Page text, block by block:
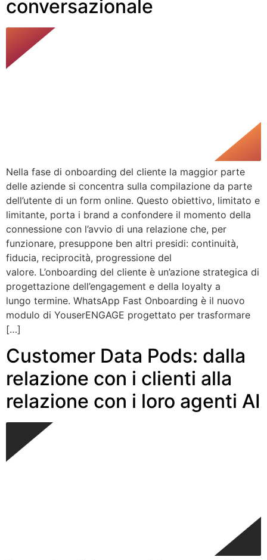
conversazionale
Nella fase di onboarding del cliente la maggior parte
delle aziende si concentra sulla compilazione da parte
dell’utente di un form online. Questo obiettivo, limitato e
limitante, porta i brand a confondere il momento della
connessione con l’avvio di una relazione che, per
funzionare, presuppone ben altri presidi: continuità,
fiducia, reciprocità, progressione del
valore. L’onboarding del cliente è un’azione strategica di
progettazione dell’engagement e della loyalty a
lungo termine. WhatsApp Fast Onboarding è il nuovo
modulo di YouserENGAGE progettato per trasformare
[…]
Customer Data Pods: dalla
relazione con i clienti alla
relazione con i loro agenti AI